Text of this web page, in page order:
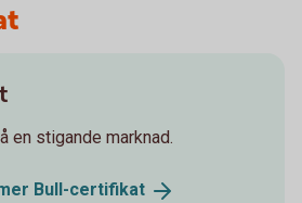
en stigande marknad.
Bull-certifikat